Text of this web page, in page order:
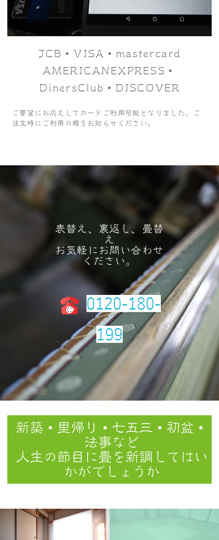
JCB・VISA・mastercard
AMERICANEXPRESS・
DinersClub・DISCOVER
ご要望にお応えしてカードご利用可能となりました。ご
注文時にご利用の概をお知らせください。
表替え、裏返し、畳替
え
お気軽にお問い合わせ
ください。
0120-180-
199
新築・里帰り・七五三・初盆・
法事など
人生の節目に畳を新調してはい
かがでしょうか